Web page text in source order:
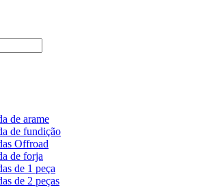
de arame
de fundição
Offroad
de forja
de 1 peça
de 2 peças